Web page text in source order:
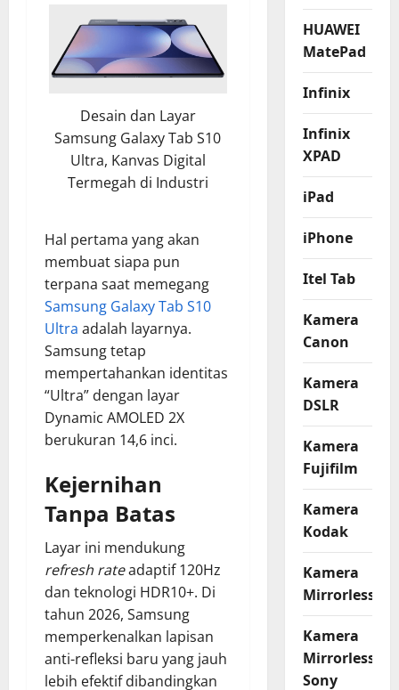
Desain dan Layar
Samsung Galaxy Tab S10
Ultra, Kanvas Digital
Termegah di Industri
Hal pertama yang akan
membuat siapa pun
terpana saat memegang
Samsung Galaxy Tab S10
Ultra adalah layarnya.
Samsung tetap
mempertahankan identitas
“Ultra” dengan layar
Dynamic AMOLED 2X
berukuran 14,6 inci.
Kejernihan
Tanpa Batas
Layar ini mendukung
refresh rateadaptif 120Hz
dan teknologi HDR10+. Di
tahun 2026, Samsung
memperkenalkan lapisan
anti-refleksi baru yang jauh
lebih efektif dibandingkan
HUAWEI
MatePad
Infinix
Infinix
XPAD
iPad
iPhone
Itel Tab
Kamera
Canon
Kamera
DSLR
Kamera
Fujifilm
Kamera
Kodak
Kamera
Mirrorless
Kamera
Mirrorless
Sony